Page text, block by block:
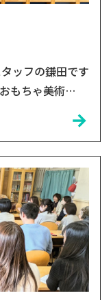
ッフの鎌田です
もちゃ美術
んだんに使っ
、実際に手に
が小友木材店の
もちゃ美術館
ーツアーを終え